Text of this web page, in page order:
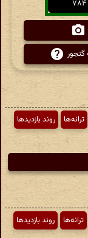
گنجور
ترانه‌ها
روند بازدیدها
ترانه‌ها
روند بازدیدها